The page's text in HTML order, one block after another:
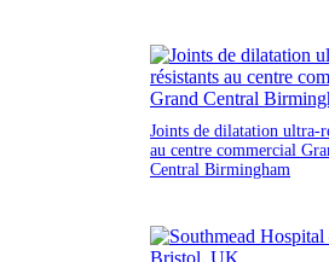
Joints de dilatation ultra-
au centre commercial
Central Birmingham